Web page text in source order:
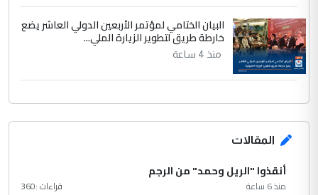
البيان الختامي لمؤتمر الأربعين الدولي العاشر يضع
خارطة طريق لتطوير الزيارة الملي...
منذ 4 ساعة
المقالات
أنقذوا "الريل وحمد" من الرجم
منذ 6 ساعة قراءات :360